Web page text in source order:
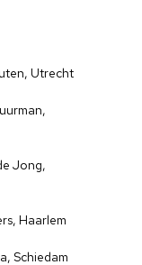
Utrecht
Jong,
Haarlem
Schiedam